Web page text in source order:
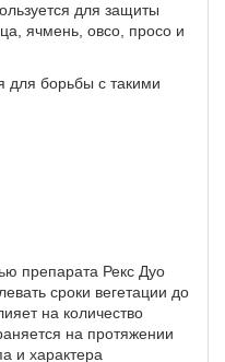
для защиты
ячмень, овсо, просо и
для борьбы с такими
препарата Рекс Дуо
сроки вегетации до
на количество
на протяжении
и характера